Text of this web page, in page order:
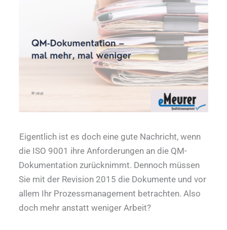
Eigentlich ist es doch eine gute Nachricht, wenn
die ISO 9001 ihre Anforderungen an die QM-
Dokumentation zurücknimmt. Dennoch müssen
Sie mit der Revision 2015 die Dokumente und vor
allem Ihr Prozessmanagement betrachten. Also
doch mehr anstatt weniger Arbeit?